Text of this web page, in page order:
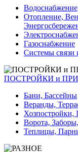
Отопление,
Газоснабжение
Системы связи
ПОСТРОЙКИ и
Бани, Бассейны
Веранды,
Хозпостройки,
Ворота,
Теплицы,